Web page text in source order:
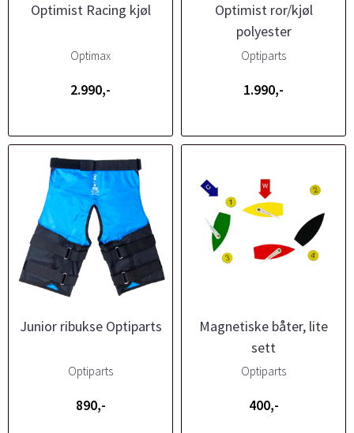
Optimist Racing kjøl
Optimax
2.990,-
Optimist ror/kjøl
polyester
Optiparts
1.990,-
Junior ribukse Optiparts
Optiparts
890,-
Magnetiske båter, lite
sett
Optiparts
400,-